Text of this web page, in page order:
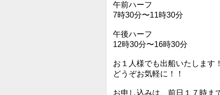
午前ハーフ
7時30分〜11時30分
午後ハーフ
12時30分〜16時30分
お１人様でも出船いたします！
どうぞお気軽に！！
お申し込みは、前日１７時ま